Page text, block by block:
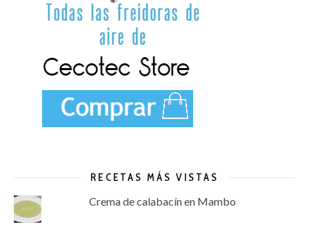
RECETAS MÁS VISTAS
Crema de calabacín en Mambo